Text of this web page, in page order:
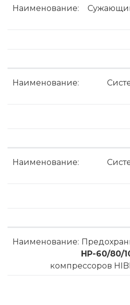
HP-60/80/
компрессоров